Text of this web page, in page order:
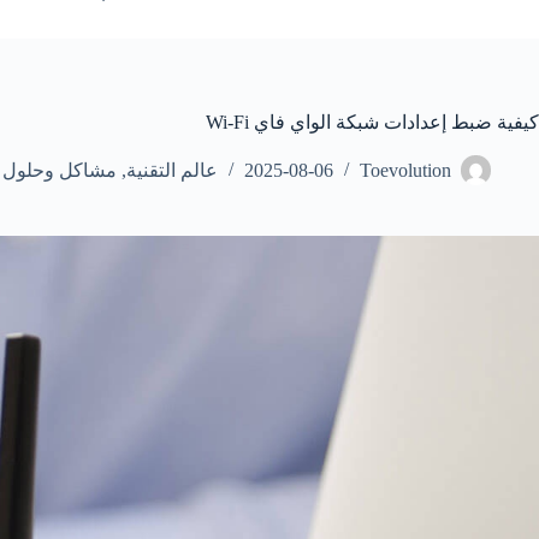
كيفية ضبط إعدادات شبكة الواي فاي Wi-Fi
Toevolution
2025-08-06 عالم التقنية, مشاكل وحلول